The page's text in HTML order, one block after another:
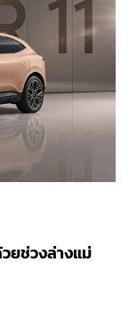
ยช่วงล่างแม่